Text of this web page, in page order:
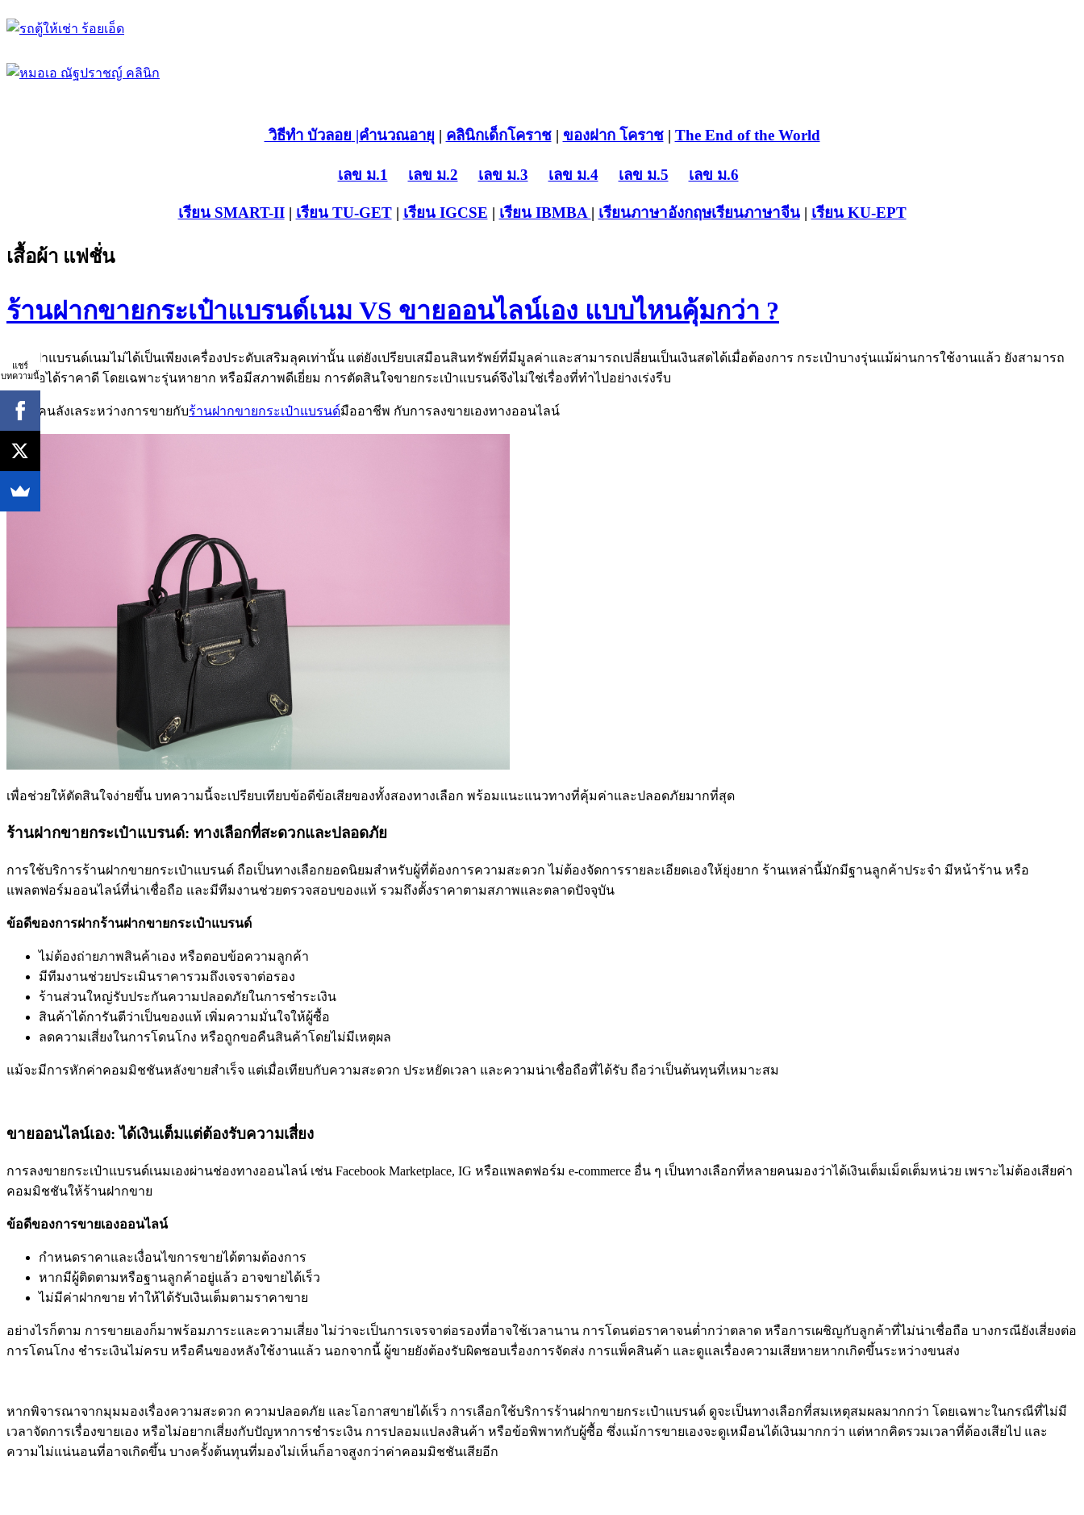
วิธีทำ บัวลอย |คำนวณอายุ | คลินิกเด็กโคราช| ของฝาก โคราช| The End of the World
เลข ม.1 เลข ม.2 เลข ม.3 เลข ม.4 เลข ม.5 เลข ม.6
เรียน SMART-II| เรียน TU-GET| เรียน IGCSE | เรียน IBMBA | เรียนภาษาอังกฤษเรียนภาษาจีน| เรียน KU-EPT
เสื้อผ้า แฟชั่น
ร้านฝากขายกระเป๋าแบรนด์เนม VS ขายออนไลน์เอง แบบไหนคุ้มกว่า ?
กระเป๋าแบรนด์เนมไม่ได้เป็นเพียงเครื่องประดับเสริมลุคเท่านั้น แต่ยังเปรียบเสมือนสินทรัพย์ที่มีมูลค่าและสามารถเปลี่ยนเป็นเงินสดได้เมื่อต้องการ กระเป๋าบางรุ่นแม้ผ่านการใช้งานแล้ว ยังสามารถ
ขายต่อได้ราคาดี โดยเฉพาะรุ่นหายาก หรือมีสภาพดีเยี่ยม การตัดสินใจขายกระเป๋าแบรนด์จึงไม่ใช่เรื่องที่ทำไปอย่างเร่งรีบ
หลายคนลังเลระหว่างการขายกับร้านฝากขายกระเป๋าแบรนด์มืออาชีพ กับการลงขายเองทางออนไลน์
เพื่อช่วยให้ตัดสินใจง่ายขึ้น บทความนี้จะเปรียบเทียบข้อดีข้อเสียของทั้งสองทางเลือก พร้อมแนะแนวทางที่คุ้มค่าและปลอดภัยมากที่สุด
ร้านฝากขายกระเป๋าแบรนด์: ทางเลือกที่สะดวกและปลอดภัย
การใช้บริการร้านฝากขายกระเป๋าแบรนด์ ถือเป็นทางเลือกยอดนิยมสำหรับผู้ที่ต้องการความสะดวก ไม่ต้องจัดการรายละเอียดเองให้ยุ่งยาก ร้านเหล่านี้มักมีฐานลูกค้าประจำ มีหน้าร้าน หรือ
แพลตฟอร์มออนไลน์ที่น่าเชื่อถือ และมีทีมงานช่วยตรวจสอบของแท้ รวมถึงตั้งราคาตามสภาพและตลาดปัจจุบัน
ข้อดีของการฝากร้านฝากขายกระเป๋าแบรนด์
ไม่ต้องถ่ายภาพสินค้าเอง หรือตอบข้อความลูกค้า
มีทีมงานช่วยประเมินราคารวมถึงเจรจาต่อรอง
ร้านส่วนใหญ่รับประกันความปลอดภัยในการชำระเงิน
สินค้าได้การันตีว่าเป็นของแท้ เพิ่มความมั่นใจให้ผู้ซื้อ
ลดความเสี่ยงในการโดนโกง หรือถูกขอคืนสินค้าโดยไม่มีเหตุผล
แม้จะมีการหักค่าคอมมิชชันหลังขายสำเร็จ แต่เมื่อเทียบกับความสะดวก ประหยัดเวลา และความน่าเชื่อถือที่ได้รับ ถือว่าเป็นต้นทุนที่เหมาะสม
ขายออนไลน์เอง: ได้เงินเต็มแต่ต้องรับความเสี่ยง
การลงขายกระเป๋าแบรนด์เนมเองผ่านช่องทางออนไลน์ เช่น Facebook Marketplace, IG หรือแพลตฟอร์ม e-commerce อื่น ๆ เป็นทางเลือกที่หลายคนมองว่าได้เงินเต็มเม็ดเต็มหน่วย เพราะไม่ต้องเสียค่า
คอมมิชชันให้ร้านฝากขาย
ข้อดีของการขายเองออนไลน์
กำหนดราคาและเงื่อนไขการขายได้ตามต้องการ
หากมีผู้ติดตามหรือฐานลูกค้าอยู่แล้ว อาจขายได้เร็ว
ไม่มีค่าฝากขาย ทำให้ได้รับเงินเต็มตามราคาขาย
อย่างไรก็ตาม การขายเองก็มาพร้อมภาระและความเสี่ยง ไม่ว่าจะเป็นการเจรจาต่อรองที่อาจใช้เวลานาน การโดนต่อราคาจนต่ำกว่าตลาด หรือการเผชิญกับลูกค้าที่ไม่น่าเชื่อถือ บางกรณียังเสี่ยงต่อ
การโดนโกง ชำระเงินไม่ครบ หรือคืนของหลังใช้งานแล้ว นอกจากนี้ ผู้ขายยังต้องรับผิดชอบเรื่องการจัดส่ง การแพ็คสินค้า และดูแลเรื่องความเสียหายหากเกิดขึ้นระหว่างขนส่ง
หากพิจารณาจากมุมมองเรื่องความสะดวก ความปลอดภัย และโอกาสขายได้เร็ว การเลือกใช้บริการร้านฝากขายกระเป๋าแบรนด์ ดูจะเป็นทางเลือกที่สมเหตุสมผลมากกว่า โดยเฉพาะในกรณีที่ไม่มี
เวลาจัดการเรื่องขายเอง หรือไม่อยากเสี่ยงกับปัญหาการชำระเงิน การปลอมแปลงสินค้า หรือข้อพิพาทกับผู้ซื้อ ซึ่งแม้การขายเองจะดูเหมือนได้เงินมากกว่า แต่หากคิดรวมเวลาที่ต้องเสียไป และ
ความไม่แน่นอนที่อาจเกิดขึ้น บางครั้งต้นทุนที่มองไม่เห็นก็อาจสูงกว่าค่าคอมมิชชันเสียอีก
แชร์
บทความนี้